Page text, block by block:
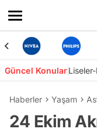
Güncel Konular
Haberler Yaşam
24 Ekim